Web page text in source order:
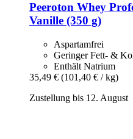
Peeroton Whey
Vanille (350 g)
Aspartamfrei
Geringer Fett- &
Enthält Natrium
35,49 € (101,40 € / kg)
Zustellung bis 12. August